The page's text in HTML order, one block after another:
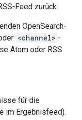
Feed zurück.
OpenSearch-
<channel> -
Atom oder RSS
für die
im Ergebnisfeed).